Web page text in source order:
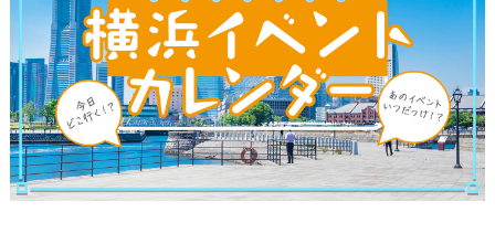
ブログ記事
サイトについて